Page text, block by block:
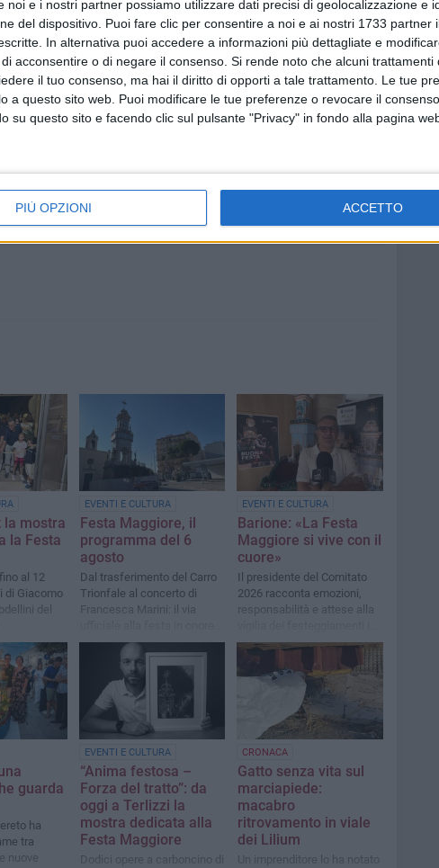
noi e i nostri partner possiamo utilizzare dati precisi di geolocalizzazione e
del dispositivo. Puoi fare clic per consentire a noi e ai nostri 1733 partner
In alternativa puoi accedere a informazioni più dettagliate e
acconsentire o di negare il consenso. Si rende noto che alcuni trattamenti
il tuo consenso, ma hai il diritto di opporti a tale trattamento. Le tue
a questo sito web. Puoi modificare le tue preferenze o revocare il
su questo sito e facendo clic sul pulsante "Privacy" in fondo alla pagina
PIÙ OPZIONI ACCETTO
identitarie legate alla fede e nei valori che questa è in
momento generale in cui sembra esserci sempre più
ARCANGELO
la mostra
la Festa
al 12
di Giacomo
del
EVENTI E CULTURA
Festa Maggiore, il
programma del 6
agosto
Dal trasferimento del Carro
Trionfale al concerto di
Francesca Marini: il via
di Maria SS. di Sovereto
EVENTI E CULTURA
Barione: «La Festa
Maggiore si vive con il
cuore»
Il presidente del Comitato
2026 racconta emozioni,
responsabilità e attese alla
onore di Maria SS di
guarda
ha
tra
nuove
EVENTI E CULTURA
“Anima festosa –
Forza del tratto”: da
oggi a Terlizzi la
mostra dedicata alla
Festa Maggiore
Dodici opere a carboncino di
CRONACA
Gatto senza vita sul
marciapiede:
macabro
ritrovamento in viale
dei Lilium
Un imprenditore lo ha notato